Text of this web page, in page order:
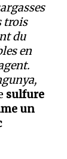
trois
du
en
sulfure
un